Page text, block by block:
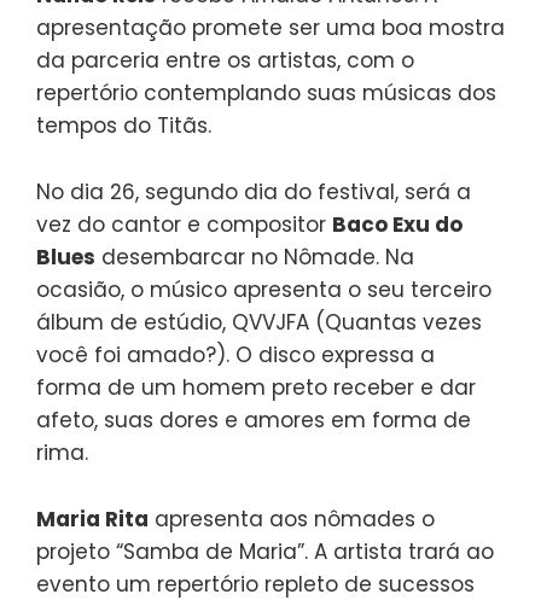
apresentação promete ser uma boa mostra
da parceria entre os artistas, com o
repertório contemplando suas músicas dos
tempos do Titãs.
No dia 26, segundo dia do festival, será a
vez do cantor e compositor Baco Exu do
Blues desembarcar no Nômade. Na
ocasião, o músico apresenta o seu terceiro
álbum de estúdio, QVVJFA (Quantas vezes
você foi amado?). O disco expressa a
forma de um homem preto receber e dar
afeto, suas dores e amores em forma de
rima.
Maria Rita apresenta aos nômades o
projeto “Samba de Maria”. A artista trará ao
evento um repertório repleto de sucessos